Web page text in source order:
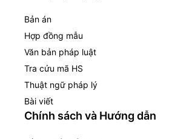
Bản án
Hợp đồng mẫu
Văn bản pháp luật
Tra cứu mã HS
Thuật ngữ pháp lý
Bài viết
Chính sách và Hướng dẫn